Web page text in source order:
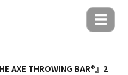
☰
AXE THROWING BAR®︎』2